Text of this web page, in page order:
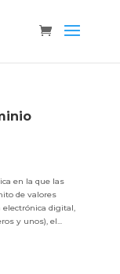
en la que las
de valores
electrónica digital,
y unos), el...